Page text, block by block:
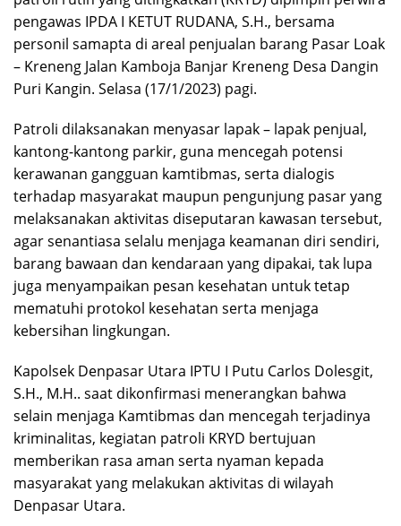
pengawas IPDA I KETUT RUDANA, S.H., bersama
personil samapta di areal penjualan barang Pasar Loak
– Kreneng Jalan Kamboja Banjar Kreneng Desa Dangin
Puri Kangin. Selasa (17/1/2023) pagi.
Patroli dilaksanakan menyasar lapak – lapak penjual,
kantong-kantong parkir, guna mencegah potensi
kerawanan gangguan kamtibmas, serta dialogis
terhadap masyarakat maupun pengunjung pasar yang
melaksanakan aktivitas diseputaran kawasan tersebut,
agar senantiasa selalu menjaga keamanan diri sendiri,
barang bawaan dan kendaraan yang dipakai, tak lupa
juga menyampaikan pesan kesehatan untuk tetap
mematuhi protokol kesehatan serta menjaga
kebersihan lingkungan.
Kapolsek Denpasar Utara IPTU I Putu Carlos Dolesgit,
S.H., M.H.. saat dikonfirmasi menerangkan bahwa
selain menjaga Kamtibmas dan mencegah terjadinya
kriminalitas, kegiatan patroli KRYD bertujuan
memberikan rasa aman serta nyaman kepada
masyarakat yang melakukan aktivitas di wilayah
Denpasar Utara.